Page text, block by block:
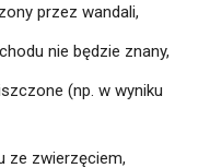
przez wandali,
nie będzie znany,
(np. w wyniku
ze zwierzęciem,